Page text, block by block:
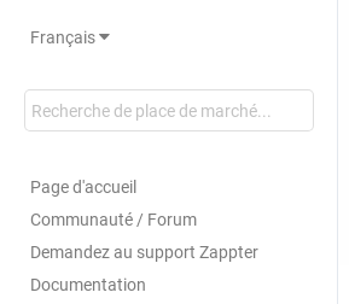
Français
Page d'accueil
Communauté / Forum
Demandez au support Zappter
Documentation